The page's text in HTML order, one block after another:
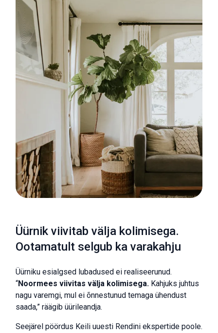
Üürnik viivitab välja kolimisega.
Ootamatult selgub ka varakahju
Üürniku esialgsed lubadused ei realiseerunud.
“Noormees viivitas välja kolimisega. Kahjuks juhtus
nagu varemgi, mul ei õnnestunud temaga ühendust
saada,” räägib üürileandja.
Seejärel pöördus Keili uuesti Rendini ekspertide poole.